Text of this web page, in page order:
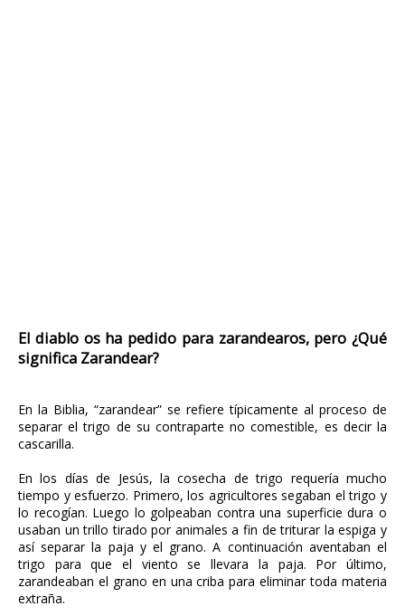
El diablo os ha pedido para zarandearos, pero ¿Qué
significa Zarandear?
En la Biblia, “zarandear” se refiere típicamente al proceso de
separar el trigo de su contraparte no comestible, es decir la
cascarilla.
En los días de Jesús, la cosecha de trigo requería mucho
tiempo y esfuerzo. Primero, los agricultores segaban el trigo y
lo recogían. Luego lo golpeaban contra una superficie dura o
usaban un trillo tirado por animales a fin de triturar la espiga y
así separar la paja y el grano. A continuación aventaban el
trigo para que el viento se llevara la paja. Por último,
zarandeaban el grano en una criba para eliminar toda materia
extraña.